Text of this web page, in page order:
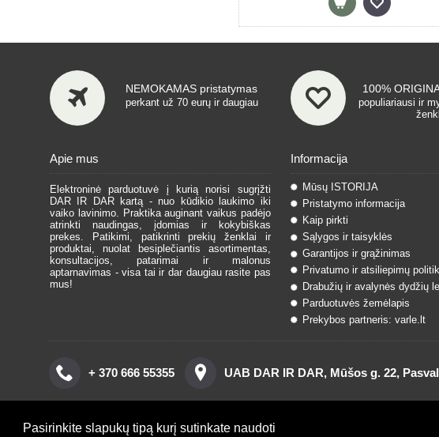
Pasirinkite slapukų tipą kurį sutinkate naudoti
NEMOKAMAS pristatymas
perkant už 70 eurų ir daugiau
100%
populiariausi ir
Apie mus
Elektroninė parduotuvė į kurią norisi sugrįžti
DAR IR DAR kartą - nuo kūdikio laukimo iki
vaiko lavinimo. Praktika auginant vaikus padėjo
atrinkti naudingas, įdomias ir kokybiškas
prekes. Patikimi, patikrinti prekių ženklai ir
produktai, nuolat besiplečiantis asortimentas,
konsultacijos, patarimai ir malonus
aptarnavimas - visa tai ir dar daugiau rasite pas
mus!
Informacija
Mūsų ISTORIJA
Pristatymo informacija
Kaip pirkti
Sąlygos ir taisyklės
Garantijos ir grąžinimas
Privatumo ir atsiliepimų
Drabužių ir avalynės dydžių
Parduotuvės žemėlapis
Prekybos partneris: varle.lt
+ 370 666 55355 UAB DAR IR DAR, Mūšos g. 22,
Copyright © 2016, www.darirdar.lt visos teisės saugomos. | Sprendimas